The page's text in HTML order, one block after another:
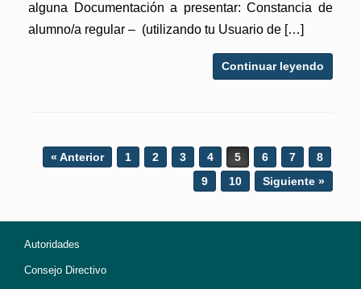
alguna Documentación a presentar: Constancia de
alumno/a regular – (utilizando tu Usuario de […]
Continuar leyendo
Post navigation
« Anterior 1 2 3 4 5 6 7
8
9
10 Siguiente »
Autoridades
Consejo Directivo